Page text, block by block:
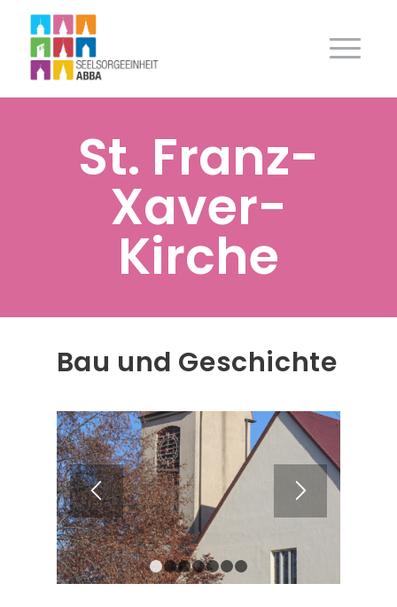
St. Franz-
Xaver-
Kirche
Bau und Geschichte
1 2 3 45 6 7